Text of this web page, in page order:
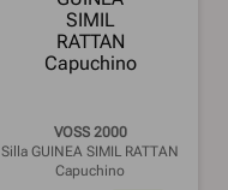
VOSS 2000
Silla GUINEA SIMIL RATTAN
Capuchino